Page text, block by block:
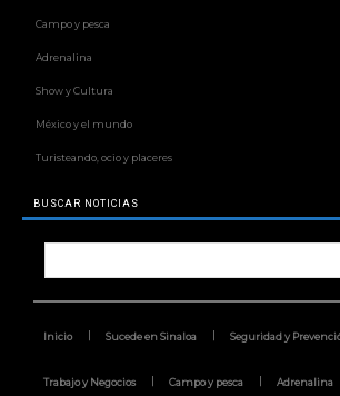
Campo y pesca
Adrenalina
Show y Cultura
México y el mundo
Turisteando, ocio y placeres
BUSCAR NOTICIAS
Inicio Sucede en Sinaloa Seguridad y
Trabajo y Negocios Campo y pesca Adrenalina